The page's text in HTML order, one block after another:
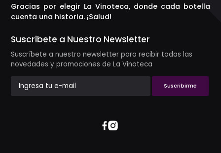
Gracias por elegir La Vinoteca, donde cada botella
cuenta una historia. ¡Salud!
Suscribete a Nuestro Newsletter
Suscríbete a nuestro newsletter para recibir todas las
novedades y promociones de La Vinoteca
Suscribirme